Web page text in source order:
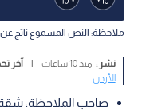
ملاحظة: النص المسموع ناتج عن
نشر : منذ 10 ساعات | آخر
الأردن
صاحب الملاحظة: شقة